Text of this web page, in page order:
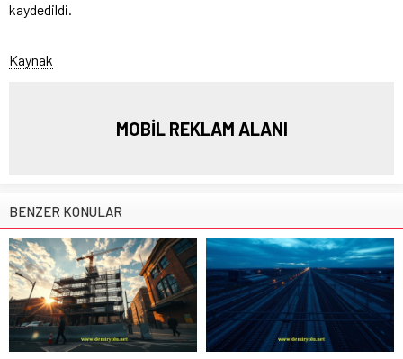
kaydedildi.
Kaynak
MOBİL REKLAM ALANI
BENZER KONULAR